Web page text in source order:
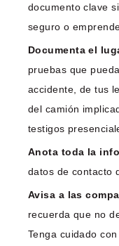
documento clave
seguro o
Documenta el
pruebas que
accidente, de tus
del camión
testigos
Anota toda la
datos de contacto
Avisa a las
recuerda que no
Tenga cuidado